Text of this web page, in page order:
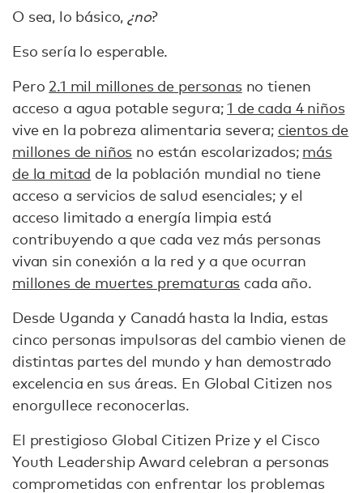
O sea, lo básico, ¿no?
Eso sería lo esperable.
Pero 2.1 mil millones de personasno tienen
acceso a agua potable segura;1 de cada 4 niños
vive en la pobreza alimentaria severa; cientos de
millones de niños no están escolarizados; más
de la mitad de la población mundial no tiene
acceso a servicios de salud esenciales; y el
acceso limitado a energía limpia está
contribuyendo a que cada vez más personas
vivan sin conexión a la red y a que ocurran
millones de muertes prematuras cada año.
Desde Uganda y Canadá hasta la India, estas
cinco personas impulsoras del cambio vienen de
distintas partes del mundo y han demostrado
excelencia en sus áreas. En Global Citizen nos
enorgullece reconocerlas.
El prestigioso Global Citizen Prize y el Cisco
Youth Leadership Award celebran a personas
comprometidas con enfrentar los problemas